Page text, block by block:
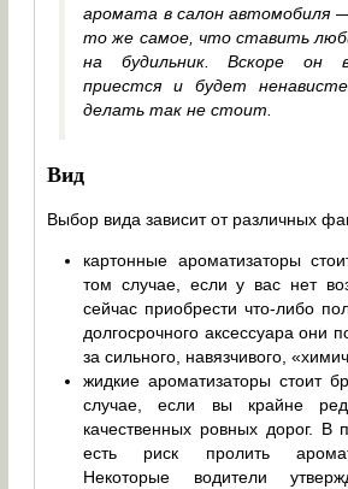
аромата в салон автомобиля
то же самое, что ставить
на будильник. Вскоре он
приестся и будет
делать так не стоит.
Вид
Выбор вида зависит от различных
картонные ароматизаторы
том случае, если у вас нет
сейчас приобрести что-либо
долгосрочного аксессуара они
за сильного, навязчивого,
жидкие ароматизаторы стоит
случае, если вы крайне
качественных ровных дорог. В
есть риск пролить
Некоторые водители